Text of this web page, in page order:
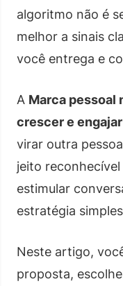
algoritmo não é
melhor a sinais
você entrega e
A Marca pessoal
crescer e
virar outra
jeito
estimular
estratégia
Neste artigo,
proposta,